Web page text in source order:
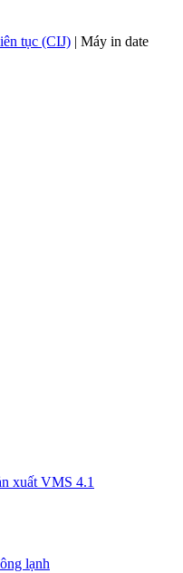
xuất VMS 4.1
lạnh
tục (CIJ) | Máy in date